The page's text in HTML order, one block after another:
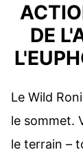
DE
Le Wild
le sommet.
le terrain –